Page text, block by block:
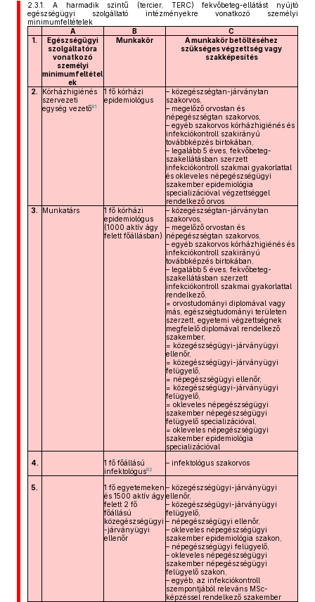
2.3.1.
A harmadik szintű (tercier, TERC) fekvőbeteg-ellátást nyújtó
egészségügyi szolgáltató intézményekre vonatkozó személyi
minimumfeltételek
A
B
C
1.
Egészségügyi
szolgáltatóra
vonatkozó
személyi
minimumfeltétel
ek
Munkakör
A munkakör betöltéséhez
szükséges végzettség vagy
szakképesítés
2.
Kórházhigiénés
szervezeti
egység vezető81
1 fő kórházi
epidemiológus
– közegészségtan-járványtan
szakorvos,
– megelőző orvostan és
népegészségtan szakorvos,
– egyéb szakorvos kórházhigiénés és
infekciókontroll szakirányú
továbbképzés birtokában,
– legalább 5 éves, fekvőbeteg-
szakellátásban szerzett
infekciókontroll szakmai gyakorlattal
és okleveles népegészségügyi
szakember epidemiológia
specializációval végzettséggel
rendelkező orvos
3.
Munkatárs
1 fő kórházi
epidemiológus
(1000 aktív ágy
felett főállásban)
– közegészségtan-járványtan
szakorvos,
– megelőző orvostan és
népegészségtan szakorvos,
– egyéb szakorvos kórházhigiénés és
infekciókontroll szakirányú
továbbképzés birtokában,
– legalább 5 éves, fekvőbeteg-
szakellátásban szerzett
infekciókontroll szakmai gyakorlattal
rendelkező,
= orvostudományi diplomával vagy
más, egészségtudományi területen
szerzett, egyetemi végzettségnek
megfelelő diplomával rendelkező
szakember,
= közegészségügyi-járványügyi
ellenőr,
= közegészségügyi-járványügyi
felügyelő,
= népegészségügyi ellenőr,
= közegészségügyi-járványügyi
felügyelő,
= okleveles népegészségügyi
szakember népegészségügyi
felügyelő specializációval,
= okleveles népegészségügyi
szakember epidemiológia
specializációval
4.
1 fő főállású
infektológus82
– infektológus szakorvos
5.
1 fő egyetemeken
és 1500 aktív ágy
felett 2 fő
főállású
közegészségügyi
-járványügyi
ellenőr
– közegészségügyi-járványügyi
ellenőr,
– közegészségügyi-járványügyi
felügyelő,
– népegészségügyi ellenőr,
– okleveles népegészségügyi
szakember epidemiológia szakon,
– népegészségügyi felügyelő,
– okleveles népegészségügyi
szakember népegészségügyi
felügyelő szakon,
– egyéb, az infekciókontroll
szempontjából releváns MSc-
képzéssel rendelkező szakember